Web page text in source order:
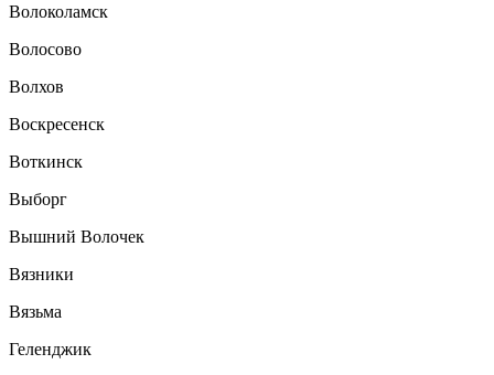
Волоколамск
Волосово
Волхов
Воскресенск
Воткинск
Выборг
Вышний Волочек
Вязники
Вязьма
Геленджик